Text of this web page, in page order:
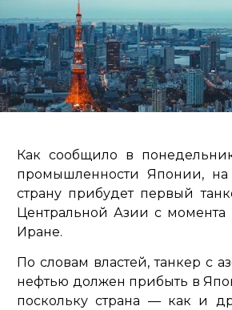
Как сообщило в
промышленности Японии,
страну прибудет первый
Центральной Азии с момента
Иране.
По словам властей, танкер с
нефтью должен прибыть в
поскольку страна — как и